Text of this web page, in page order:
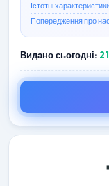
Істотні
Попередження про
Видано сьогодні: 21